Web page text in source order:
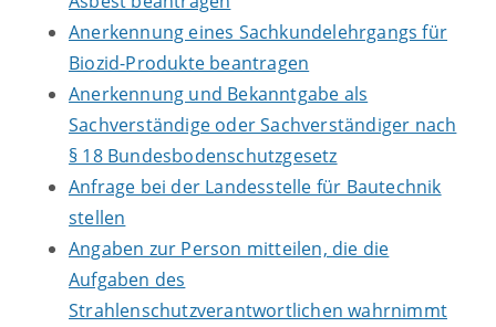
Anerkennung eines Sachkundelehrgangs für
Biozid-Produkte beantragen
Anerkennung und Bekanntgabe als
Sachverständige oder Sachverständiger nach
§ 18 Bundesbodenschutzgesetz
Anfrage bei der Landesstelle für Bautechnik
stellen
Angaben zur Person mitteilen, die die
Aufgaben des
Strahlenschutzverantwortlichen wahrnimmt